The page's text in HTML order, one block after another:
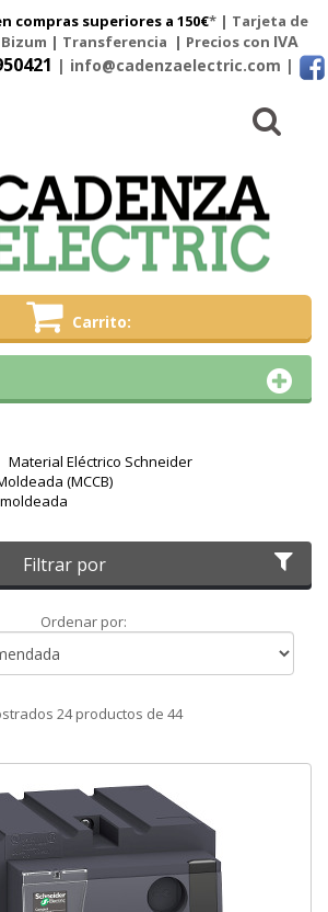
compras superiores a 150€* | Tarjeta de
Bizum | Transferencia | Precios con IVA
| info@cadenzaelectric.com |
Carrito
Material Eléctrico Schneider
(MCCB)
Filtrar por
Ordenar por:Ordenar
24productos de 44